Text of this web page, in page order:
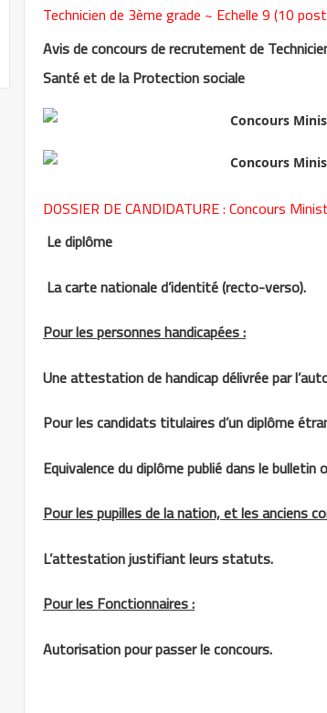
Technicien de 3ème grade ~ Echelle 9 (10
Avis de concours de recrutement de
Santé et de la Protection sociale
DOSSIER DE CANDIDATURE : Concours
Le diplôme
La carte nationale d’identité (recto-verso).
Pour les personnes handicapées :
Une attestation de handicap délivrée par
Pour les candidats titulaires d’un diplôme
Equivalence du diplôme publié dans le bulletin
Pour les pupilles de la nation, et les anciens
L’attestation justifiant leurs statuts.
Pour les Fonctionnaires :
Autorisation pour passer le concours.